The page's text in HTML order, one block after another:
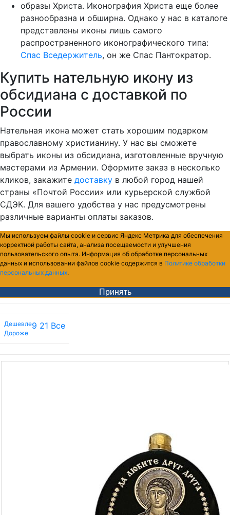
образы Христа. Иконография Христа еще более
разнообразна и обширна. Однако у нас в каталоге
представлены иконы лишь самого
распространенного иконографического типа:
Спас Вседержитель, он же Спас Пантократор.
Купить нательную икону из
обсидиана с доставкой по
России
Нательная икона может стать хорошим подарком
православному христианину. У нас вы сможете
выбрать иконы из обсидиана, изготовленные вручную
мастерами из Армении. Оформите заказ в несколько
кликов, закажите доставку в любой город нашей
страны «Почтой России» или курьерской службой
СДЭК. Для вашего удобства у нас предусмотрены
различные варианты оплаты заказов.
Мы используем файлы cookie и сервис Яндекс Метрика для обеспечения
корректной работы сайта, анализа посещаемости и улучшения
пользовательского опыта. Информация об обработке персональных
данных и использовании файлов cookie содержится в Политике обработки
персональных данных.
Принять
Дешевле
Дороже
9 21 Все